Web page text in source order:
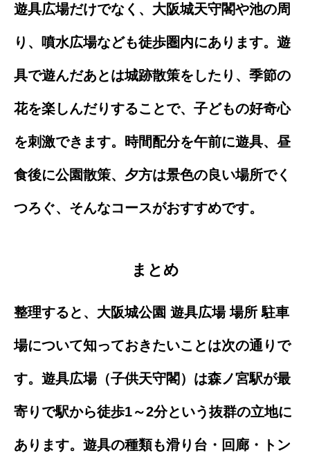
遊具広場だけでなく、大阪城天守閣や池の周
り、噴水広場なども徒歩圏内にあります。遊
具で遊んだあとは城跡散策をしたり、季節の
花を楽しんだりすることで、子どもの好奇心
を刺激できます。時間配分を午前に遊具、昼
食後に公園散策、夕方は景色の良い場所でく
つろぐ、そんなコースがおすすめです。
まとめ
整理すると、大阪城公園 遊具広場 場所 駐車
場について知っておきたいことは次の通りで
す。遊具広場（子供天守閣）は森ノ宮駅が最
寄りで駅から徒歩1～2分という抜群の立地に
あります。遊具の種類も滑り台・回廊・トン